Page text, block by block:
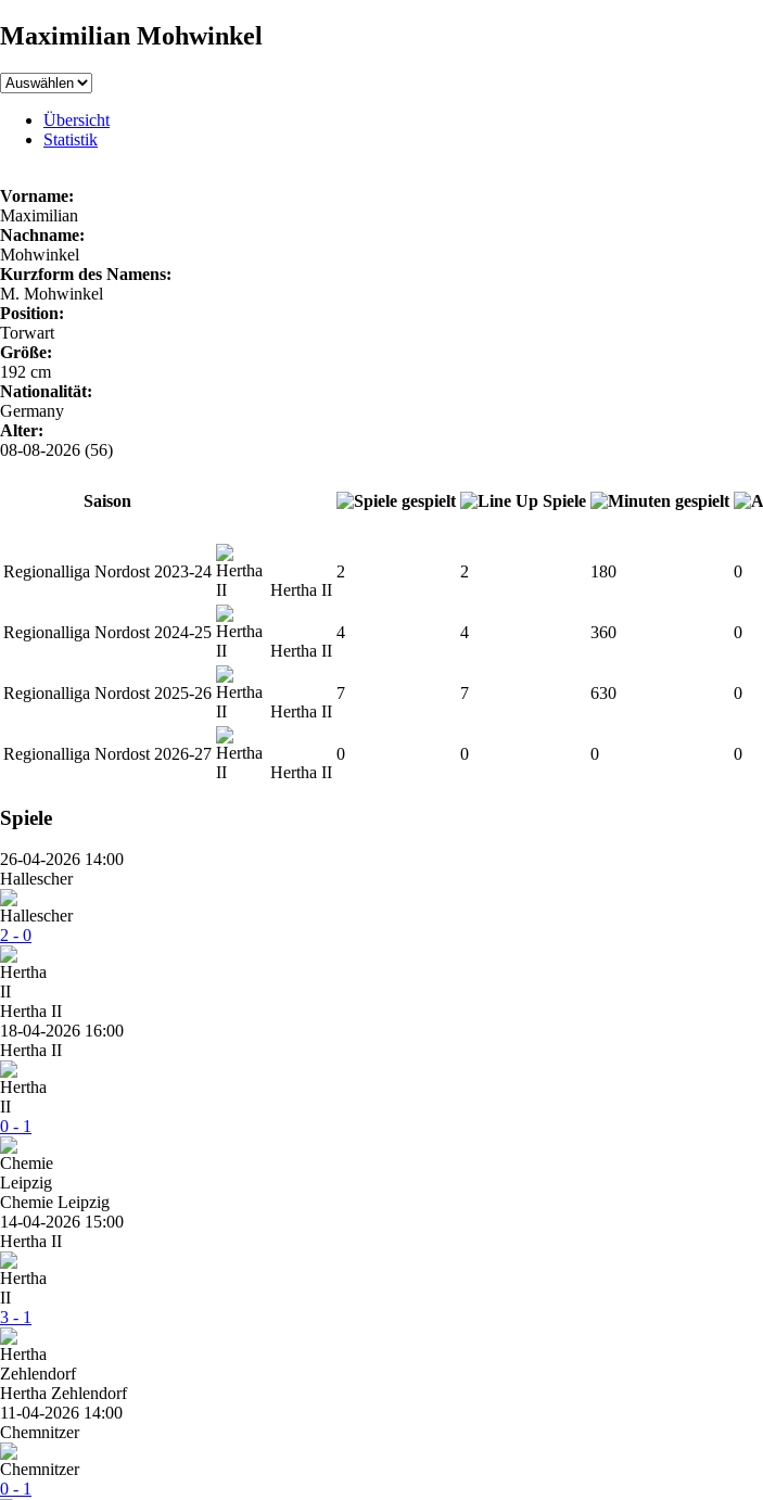
Maximilian Mohwinkel
Übersicht
Statistik
Vorname:
Maximilian
Nachname:
Mohwinkel
Kurzform des Namens:
M. Mohwinkel
Position:
Torwart
Größe:
192 cm
Nationalität:
Germany
Alter:
08-08-2026 (56)
Saison
Regionalliga Nordost 2023-24
Hertha II
2 2 180 0
Regionalliga Nordost 2024-25
Hertha II
4 4 360 0
Regionalliga Nordost 2025-26
Hertha II
7 7 630 0
Regionalliga Nordost 2026-27
Hertha II
0 0 0 0
Spiele
26-04-2026 14:00
Hallescher
2 - 0
Hertha II
18-04-2026 16:00
Hertha II
0 - 1
Chemie Leipzig
14-04-2026 15:00
Hertha II
3 - 1
Hertha Zehlendorf
11-04-2026 14:00
Chemnitzer
0 - 1